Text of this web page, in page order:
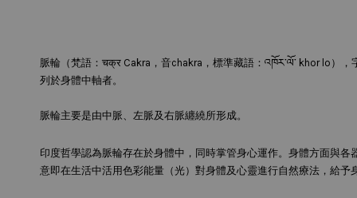
脈輪（梵語：चक्र Cakra，音chakra，標準藏語：འཁོར་ལོ་ khor lo）
列於身體中軸者。
脈輪主要是由中脈、左脈及右脈纏繞所形成。
印度哲學認為脈輪存在於身體中，同時掌管身心運作。身體方面與
意即在生活中活用色彩能量（光）對身體及心靈進行自然療法，給予